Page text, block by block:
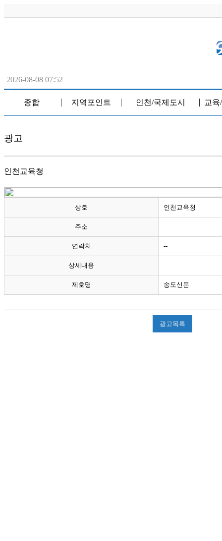
2026-08-08 07:52
종합 지역포인트 인천/국제도시 교
광고
인천교육청
상호 인천교육청
주소
연락처 --
상세내용
제호명 송도신문